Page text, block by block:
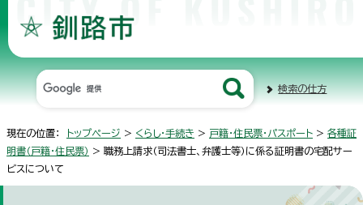
検索の仕方
現在の位置： トップページ > くらし・手続き > 戸籍・住民票・パスポート > 各種証
明書（戸籍・住民票） > 職務上請求（司法書士、弁護士等）に係る証明書の宅配サー
ビスについて